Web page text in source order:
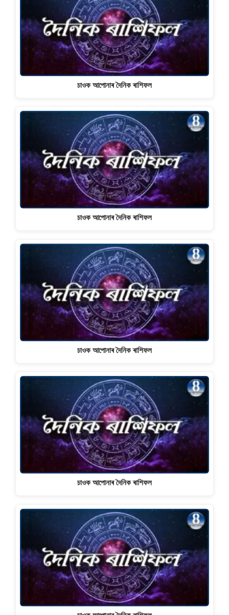
চাওক আপোনাৰ দৈনিক ৰাশিফল
চাওক আপোনাৰ দৈনিক ৰাশিফল
চাওক আপোনাৰ দৈনিক ৰাশিফল
চাওক আপোনাৰ দৈনিক ৰাশিফল